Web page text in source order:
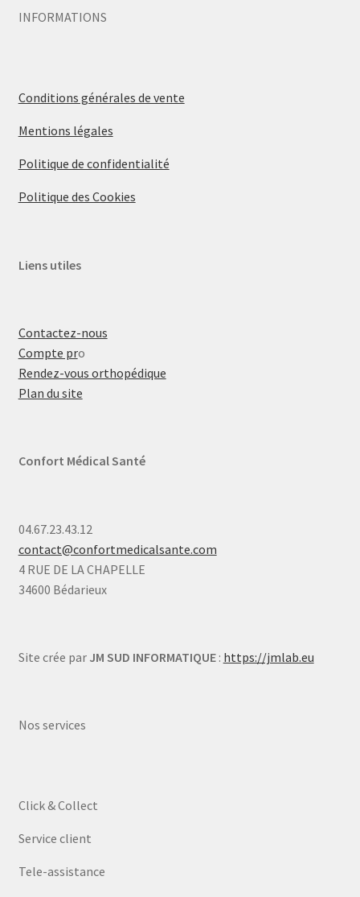
INFORMATIONS
Conditions générales de vente
Mentions légales
Politique de confidentialité
Politique des Cookies
Liens utiles
Contactez-nous
Compte pro
Rendez-vous orthopédique
Plan du site
Confort Médical Santé
04.67.23.43.12
contact@confortmedicalsante.com
4 RUE DE LA CHAPELLE
34600 Bédarieux
Site crée par JM SUD INFORMATIQUE: https://jmlab.eu
Nos services
Click & Collect
Service client
Tele-assistance